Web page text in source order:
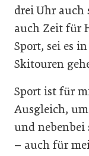
drei Uhr auch
auch Zeit für
Sport, sei es
Skitouren
Sport ist für
Ausgleich,
und
– auch für